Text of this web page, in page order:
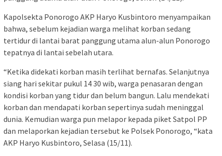
Kapolsekta Ponorogo AKP Haryo Kusbintoro menyampaikan
bahwa, sebelum kejadian warga melihat korban sedang
tertidur di lantai barat panggung utama alun-alun Ponorogo
tepatnya di lantai sebelah utara.
“Ketika didekati korban masih terlihat bernafas. Selanjutnya
siang hari sekitar pukul 14 30 wib, warga penasaran dengan
kondisi korban yang tidur dan belum bangun. Lalu mendekati
korban dan mendapati korban sepertinya sudah meninggal
dunia. Kemudian warga pun melapor kepada piket Satpol PP
dan melaporkan kejadian tersebut ke Polsek Ponorogo, “kata
AKP Haryo Kusbintoro, Selasa (15/11).